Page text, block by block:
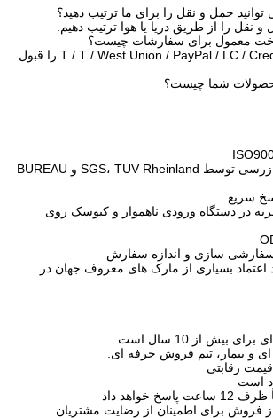
A: ما شرایط T / T / West Union / PayPal / LC / Credit Card را قبول
2، تامین کننده مورد بازرسی توسط SGS، TUV Rheinland و BUREAU
10 سال تجربه در دستگاه ورودی ناهموار و کیوسک روی
اعتماد بسیاری از مارک های معروف جهان در
بیش از 10 سال است.
و بیمار، تیم فروش حرفه ای.
قیمت رقابتی
خواهد داد
فروش برای اطمینان از رضایت مشتریان.